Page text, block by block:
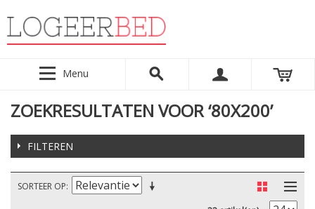
Menu
ZOEKRESULTATEN VOOR ‘80X200’
FILTEREN
SORTEER OP